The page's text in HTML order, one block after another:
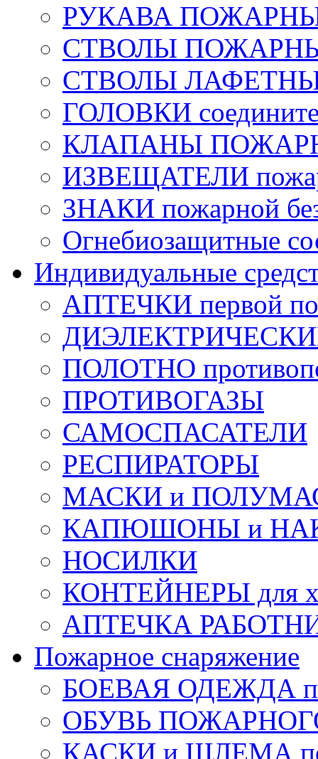
РУКАВА
СТВОЛЫ
СТВОЛЫ
ГОЛОВКИ
КЛАПАНЫ
ИЗВЕЩАТЕЛИ
ЗНАКИ пожарной
Огнебиозащитные
Индивидуальные
АПТЕЧКИ первой
ДИЭЛЕКТРИЧЕСКИЕ
ПОЛОТНО
ПРОТИВОГАЗЫ
САМОСПАСАТЕЛИ
РЕСПИРАТОРЫ
МАСКИ и
КАПЮШОНЫ и
НОСИЛКИ
КОНТЕЙНЕРЫ для
АПТЕЧКА
Пожарное снаряжение
БОЕВАЯ ОДЕЖДА
ОБУВЬ
КАСКИ и ШЛЕМА